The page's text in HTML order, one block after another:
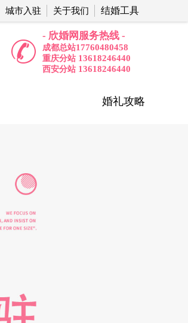
城市入驻 关于我们 结婚工具
- 欣婚网服务热线 -
成都总站17760480458
重庆分站 13618246440
西安分站 13618246440
婚礼攻略